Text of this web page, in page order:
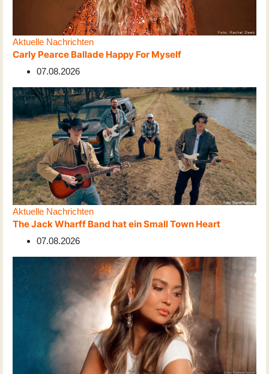
Aktuelle Nachrichten
Carly Pearce Ballade Happy For Myself
07.08.2026
Aktuelle Nachrichten
The Jack Wharff Band hat ein Small Town Heart
07.08.2026